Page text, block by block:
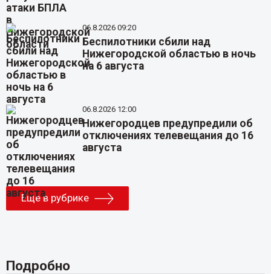
06.8.2026 09:20
Беспилотники сбили над
Нижегородской областью в ночь
на 6 августа
06.8.2026 12:00
Нижегородцев предупредили об
отключениях телевещания до 16
августа
Еще в рубрике
Подробно